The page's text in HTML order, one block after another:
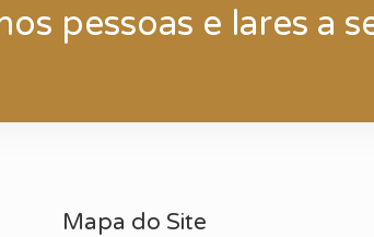
pessoas e lares a
Mapa do Site